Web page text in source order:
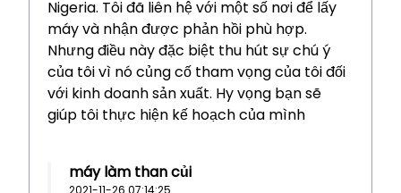
Nigeria. Tôi đã liên hệ với một số nơi để lấy
máy và nhận được phản hồi phù hợp.
Nhưng điều này đặc biệt thu hút sự chú ý
của tôi vì nó củng cố tham vọng của tôi đối
với kinh doanh sản xuất. Hy vọng bạn sẽ
giúp tôi thực hiện kế hoạch của mình
máy làm than củi
2021-11-26 07:14:25